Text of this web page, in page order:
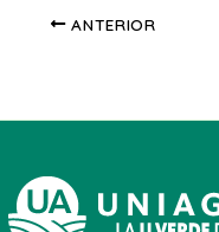
ANTERIOR